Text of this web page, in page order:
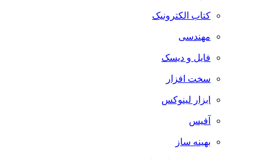
کتاب الکترونیک
مهندسی
فایل و دیسک
سخت افزار
ابزار لینوکس
آفیس
بهینه ساز